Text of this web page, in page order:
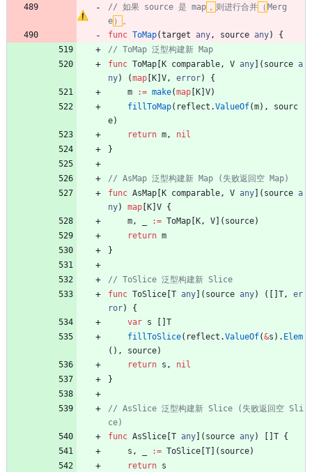
// 如果 source 是 map ， 则进行合并 （ Merg
e ）
。
func ToMap(target any, source any)
{
// ToMap 泛型构建新 Map
func ToMap K comparable, V any ( source a
ny) (map K V, error)
{
m
:= make(map K V)
fillToMap( reflect .ValueOf(m) ,
sourc
e)
return m,
nil
}
// AsMap 泛型构建新 Map (失败返回空 Map)
func AsMap K comparable, V any ( source a
ny) map K V {
m, := ToMap K, V ( source)
return m
}
// ToSlice 泛型构建新 Slice
func ToSlice T any ( source any) ( T,
er
ror)
{
var s
T
fillToSlice( reflect .ValueOf(&s ) . Elem
( ) , source)
return s ,
nil
}
// AsSlice 泛型构建新 Slice (失败返回空 Sli
ce)
func AsSlice T any ( source any) T {
s , := ToSlice T ( source)
return s